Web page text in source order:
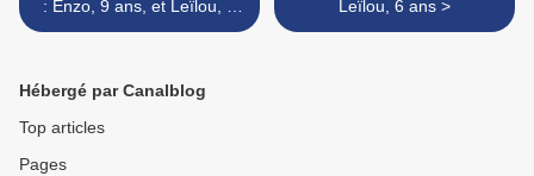
: Enzo, 9 ans, et Leïlou, 6
ans
Leïlou, 6 ans >
Hébergé par Canalblog
Top articles
Pages